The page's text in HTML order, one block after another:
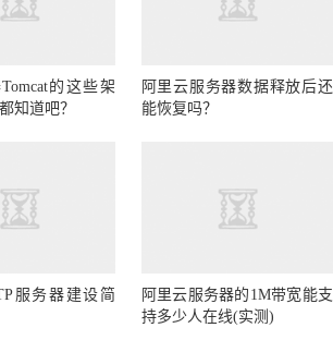
的这些架
知道吧？
阿里云服务器数据释放后还
能恢复吗？
服务器建设简
阿里云服务器的1M带宽能支
持多少人在线(实测)